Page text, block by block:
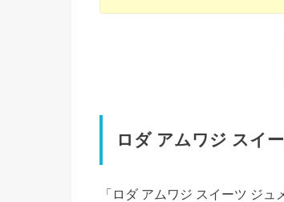
ロダ アムワジ スイ
「ロダ アムワジ スイーツ ジ